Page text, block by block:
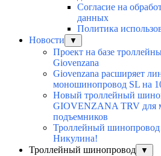
Согласие на
данных
Политика
Новости
▼
Проект на базе
Giovenzana
Giovenzana расширяет
моношинопровод SL на
Новый троллейный
GIOVENZANA TRV для
подъемников
Троллейный шинопровод
Никулина!
Троллейный шинопровод
▼